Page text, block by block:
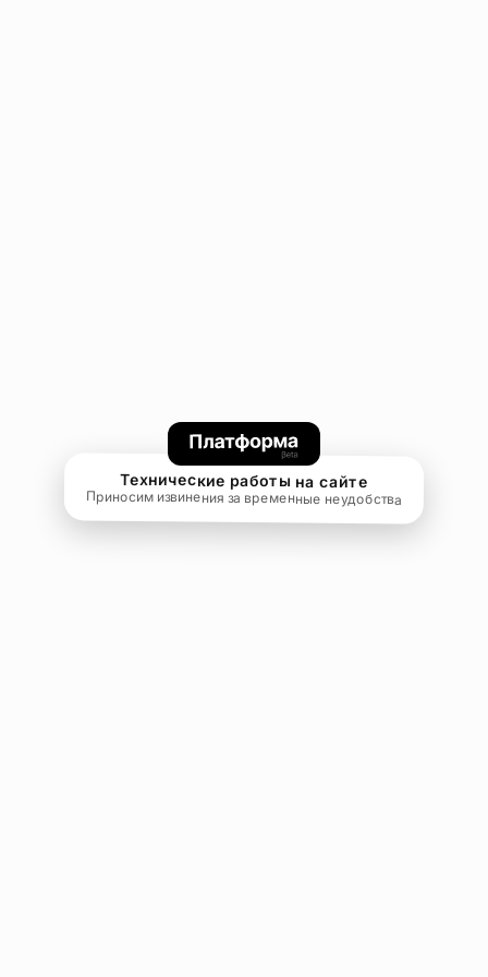
Технические работы на сайте
Приносим извинения за временные неудобства